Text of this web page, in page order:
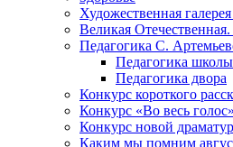
Художественная
Великая
Педагогика С.
Педагогика школы
Педагогика двора
Конкурс короткого
Конкурс «Во весь голос»
Конкурс новой
Каким мы помним